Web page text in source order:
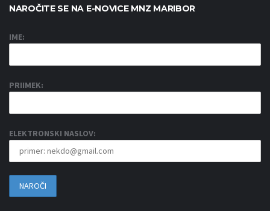
NAROČITE SE NA E-NOVICE MNZ MARIBOR
IME:
PRIIMEK:
ELEKTRONSKI NASLOV: